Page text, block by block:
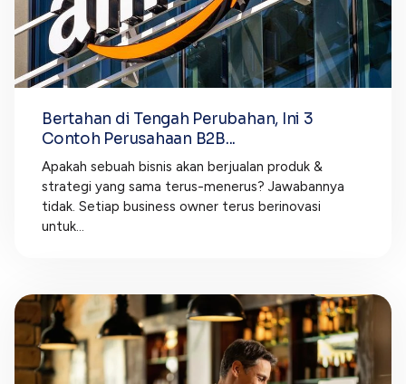
Bertahan di Tengah Perubahan, Ini 3
Contoh Perusahaan B2B...
Apakah sebuah bisnis akan berjualan produk &
strategi yang sama terus-menerus? Jawabannya
tidak. Setiap business owner terus berinovasi
untuk...